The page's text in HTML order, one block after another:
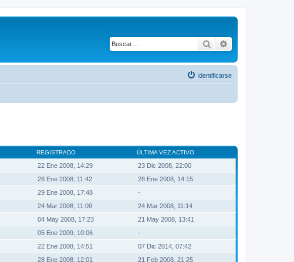
Buscar
Identificarse
REGISTRADO ÚLTIMA VEZ ACTIVO
22 Ene 2008, 14:29
23 Dic 2008, 22:00
28 Ene 2008, 11:42
28 Ene 2008, 14:15
29 Ene 2008, 17:48
-
24 Mar 2008, 11:09
24 Mar 2008, 11:14
04 May 2008, 17:23
21 May 2008, 13:41
05 Ene 2009, 10:06
-
22 Ene 2008, 14:51
07 Dic 2014, 07:42
28 Ene 2008, 12:01
21 Feb 2008, 21:25